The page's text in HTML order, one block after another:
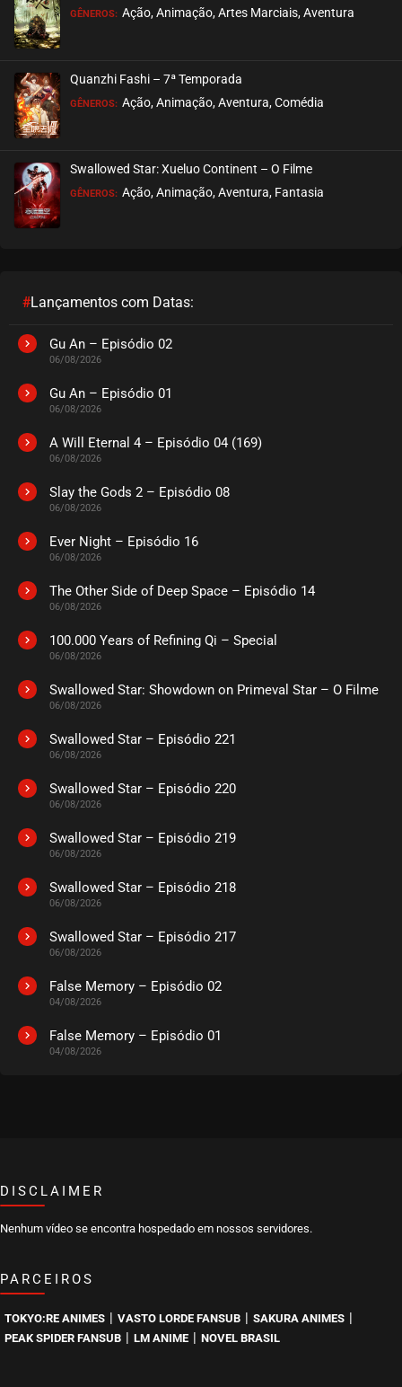
GÊNEROS: Ação, Animação, Artes Marciais, Aventura
Quanzhi Fashi – 7ª Temporada
GÊNEROS: Ação, Animação, Aventura, Comédia
Swallowed Star: Xueluo Continent – O Filme
GÊNEROS: Ação, Animação, Aventura, Fantasia
#Lançamentos com Datas:
Gu An – Episódio 02
06/08/2026
Gu An – Episódio 01
06/08/2026
A Will Eternal 4 – Episódio 04 (169)
06/08/2026
Slay the Gods 2 – Episódio 08
06/08/2026
Ever Night – Episódio 16
06/08/2026
The Other Side of Deep Space – Episódio 14
06/08/2026
100.000 Years of Refining Qi – Special
06/08/2026
Swallowed Star: Showdown on Primeval Star – O Filme
06/08/2026
Swallowed Star – Episódio 221
06/08/2026
Swallowed Star – Episódio 220
06/08/2026
Swallowed Star – Episódio 219
06/08/2026
Swallowed Star – Episódio 218
06/08/2026
Swallowed Star – Episódio 217
06/08/2026
False Memory – Episódio 02
04/08/2026
False Memory – Episódio 01
04/08/2026
DISCLAIMER
Nenhum vídeo se encontra hospedado em nossos servidores.
PARCEIROS
TOKYO:RE ANIMES VASTO LORDE FANSUB SAKURA ANIMES
PEAK SPIDER FANSUB LM ANIME NOVEL BRASIL